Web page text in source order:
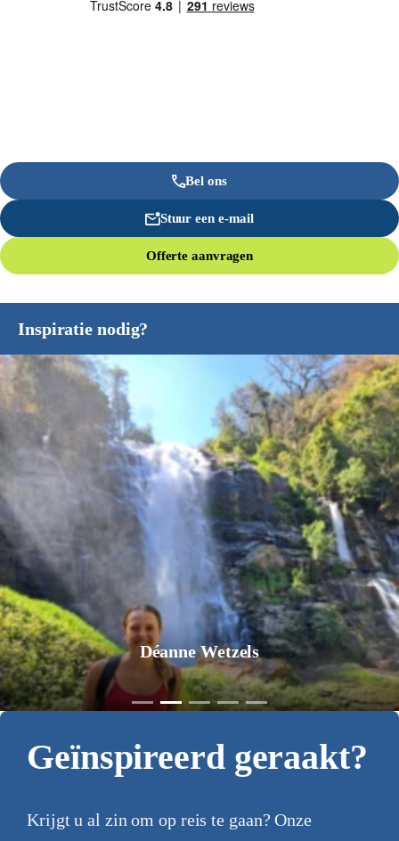
Bel ons
Stuur een e-mail
Offerte aanvragen
Inspiratie nodig?
Déanne Wetzels
Geïnspireerd geraakt?
Krijgt u al zin om op reis te gaan? Onze